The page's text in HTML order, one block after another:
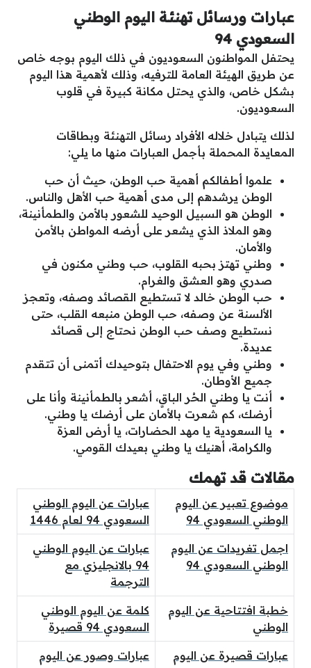
عبارات ورسائل تهنئة اليوم الوطني
السعودي 94
يحتفل المواطنون السعوديون في ذلك اليوم بوجه خاص
عن طريق الهيئة العامة للترفيه، وذلك لأهمية هذا اليوم
بشكل خاص، والذي يحتل مكانة كبيرة في قلوب
السعوديون.
لذلك يتبادل خلاله الأفراد رسائل التهنئة وبطاقات
المعايدة المحملة بأجمل العبارات منها ما يلي:
علموا أطفالكم أهمية حب الوطن، حيث أن حب
الوطن يرشدهم إلى مدى أهمية حب الأهل والناس.
الوطن هو السبيل الوحيد للشعور بالأمن والطمأنينة،
وهو الملاذ الذي يشعر على أرضه المواطن بالأمن
والأمان.
وطني تهتز بحبه القلوب، حب وطني مكنون في
صدري وهو العشق والغرام.
حب الوطن خالد لا تستطيع القصائد وصفه، وتعجز
الألسنة عن وصفه، حب الوطن منبعه القلب، حتى
نستطيع وصف حب الوطن نحتاج إلى قصائد
عديدة.
وطني وفي يوم الاحتفال بتوحيدك أتمنى أن تتقدم
جميع الأوطان.
أنت يا وطني الحُر الباقٍ، أشعر بالطمأنينة وأنا على
أرضك، كم شعرت بالأمان على أرضك يا وطني.
يا السعودية يا مهد الحضارات، يا أرض العزة
والكرامة، أهنيك يا وطني بعيدك القومي.
مقالات قد تهمك
موضوع تعبير عن اليوم
الوطني السعودي 94
عبارات عن اليوم الوطني
السعودي 94 لعام 1446
اجمل تغريدات عن اليوم
الوطني السعودي 94
عبارات عن اليوم الوطني
94 بالانجليزي مع
الترجمة
خطبة افتتاحية عن اليوم
الوطني
كلمة عن اليوم الوطني
السعودي 94 قصيرة
عبارات قصيرة عن اليوم
عبارات وصور عن اليوم